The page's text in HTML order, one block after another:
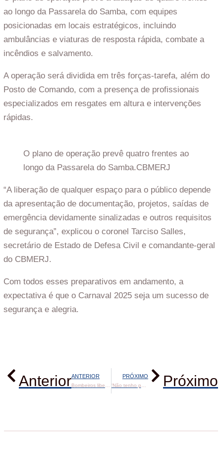
ao longo da Passarela do Samba, com equipes
posicionadas em locais estratégicos, incluindo
ambulâncias e viaturas de resposta rápida, combate a
incêndios e salvamento.
A operação será dividida em três forças-tarefa, além do
Posto de Comando, com a presença de profissionais
especializados em resgates em altura e intervenções
rápidas.
O plano de operação prevê quatro frentes ao
longo da Passarela do Samba.CBMERJ
“A liberação de qualquer espaço para o público depende
da apresentação de documentação, projetos, saídas de
emergência devidamente sinalizadas e outros requisitos
de segurança”, explicou o coronel Tarciso Salles,
secretário de Estado de Defesa Civil e comandante-geral
do CBMERJ.
Com todos esses preparativos em andamento, a
expectativa é que o Carnaval 2025 seja um sucesso de
segurança e alegria.
AnteriorANTERIOR
Bombeiros liberam carnaval no Rio
PRÓXIMO
‘Não tenho palavras’: discussão entre Trump e Zelensky causa indignação na Ucrânia Próximo